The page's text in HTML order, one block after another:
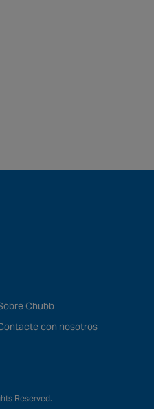
Chubb
con nosotros
Reserved.